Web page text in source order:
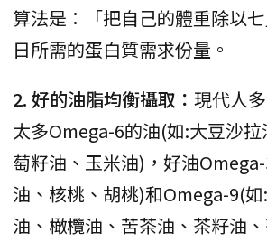
算法是：「把自己的體重除以
日所需的蛋白質需求份量。
2. 好的油脂均衡攝取： 現代人
太多Omega-6的油(如:大豆沙
萄籽油、玉米油)，好油
油、核桃、胡桃)和Omega-9(
油、橄欖油、苦茶油、茶籽油